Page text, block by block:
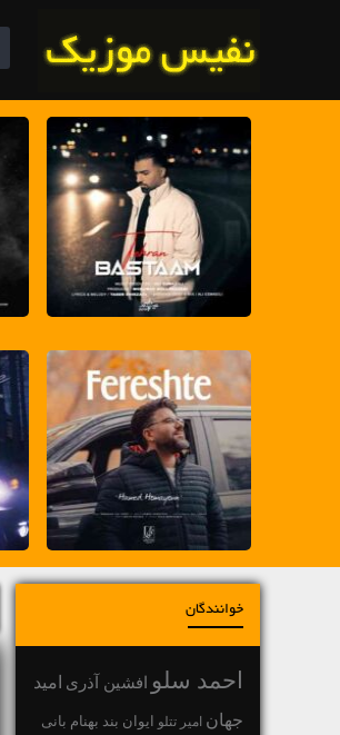
خوانندگان
احمد سلو افشین آذری امید
جهان امیر تتلو ایوان بند بهنام بانی